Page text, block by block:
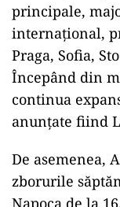
principale,
internațional,
Praga, Sofia,
Începând din
continua
anunțate fiind
De asemenea,
zborurile
Napoca de la